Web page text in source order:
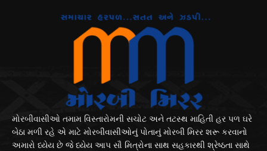
મોરબીવાસીઓ તમામ વિસ્તારોમની સચોટ અને તટસ્થ માહિતી હર પળ ઘરે
બેઠા મળી રહે એ માટે મોરબીવાસીઓનું પોતાનું મોરબી મિરર શરૂ કરવાનો
અમારો ધ્યેય છે જે ધ્યેય આપ સૌ મિત્રોના સાથ સહકારથી શ્રેષ્ઠતા સાથે